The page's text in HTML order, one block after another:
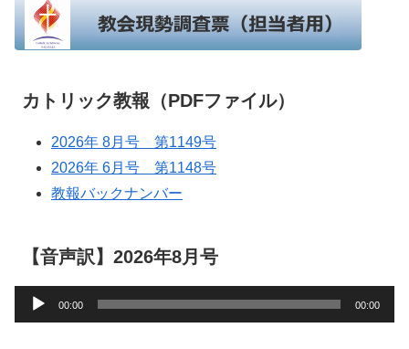
カトリック教報（PDFファイル）
2026年 8月号 第1149号
2026年 6月号 第1148号
教報バックナンバー
【音声訳】2026年8月号
声
00:00 00:00